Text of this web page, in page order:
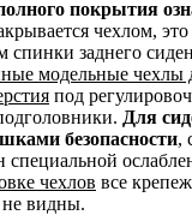
покрытия
чехлом,
спинки заднего
модельные чехлы
под
Для
безопасности,
чехлов все
не видны.